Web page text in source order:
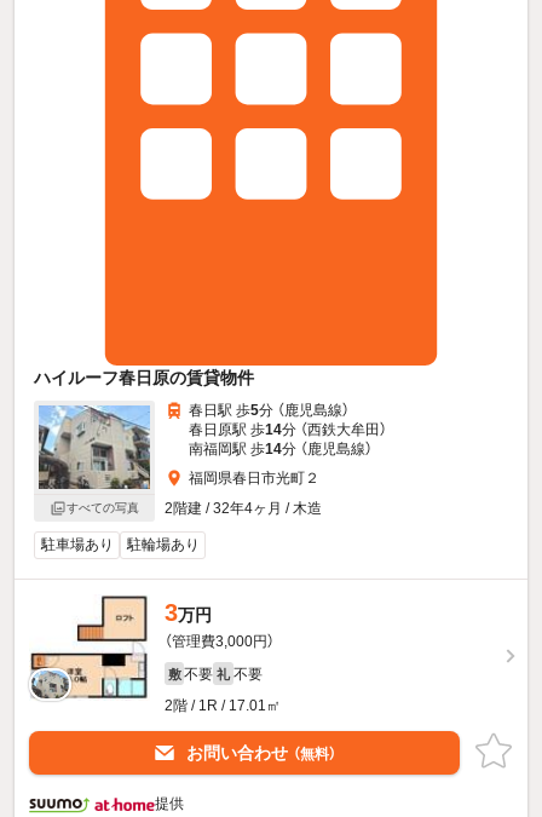
ハイルーフ春日原の賃貸物件
すべての写真
春日駅 歩5分 （鹿児島線）
春日原駅 歩14分 （西鉄大牟田）
南福岡駅 歩14分 （鹿児島線）
福岡県春日市光町２
2階建 / 32年4ヶ月 / 木造
駐車場あり 駐輪場あり
3万円
（管理費3,000円）
敷 不要 礼 不要
2階 / 1R / 17.01㎡
お問い合わせ （無料）
提供